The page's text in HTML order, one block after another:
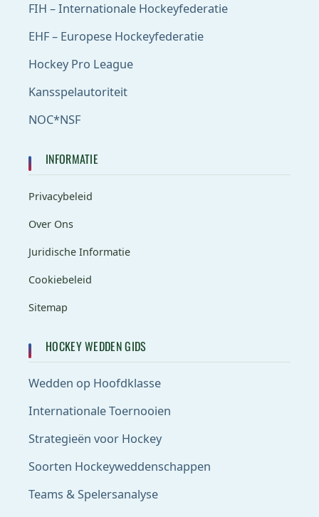
FIH – Internationale Hockeyfederatie
EHF – Europese Hockeyfederatie
Hockey Pro League
Kansspelautoriteit
NOC*NSF
INFORMATIE
Privacybeleid
Over Ons
Juridische Informatie
Cookiebeleid
Sitemap
HOCKEY WEDDEN GIDS
Wedden op Hoofdklasse
Internationale Toernooien
Strategieën voor Hockey
Soorten Hockeyweddenschappen
Teams & Spelersanalyse